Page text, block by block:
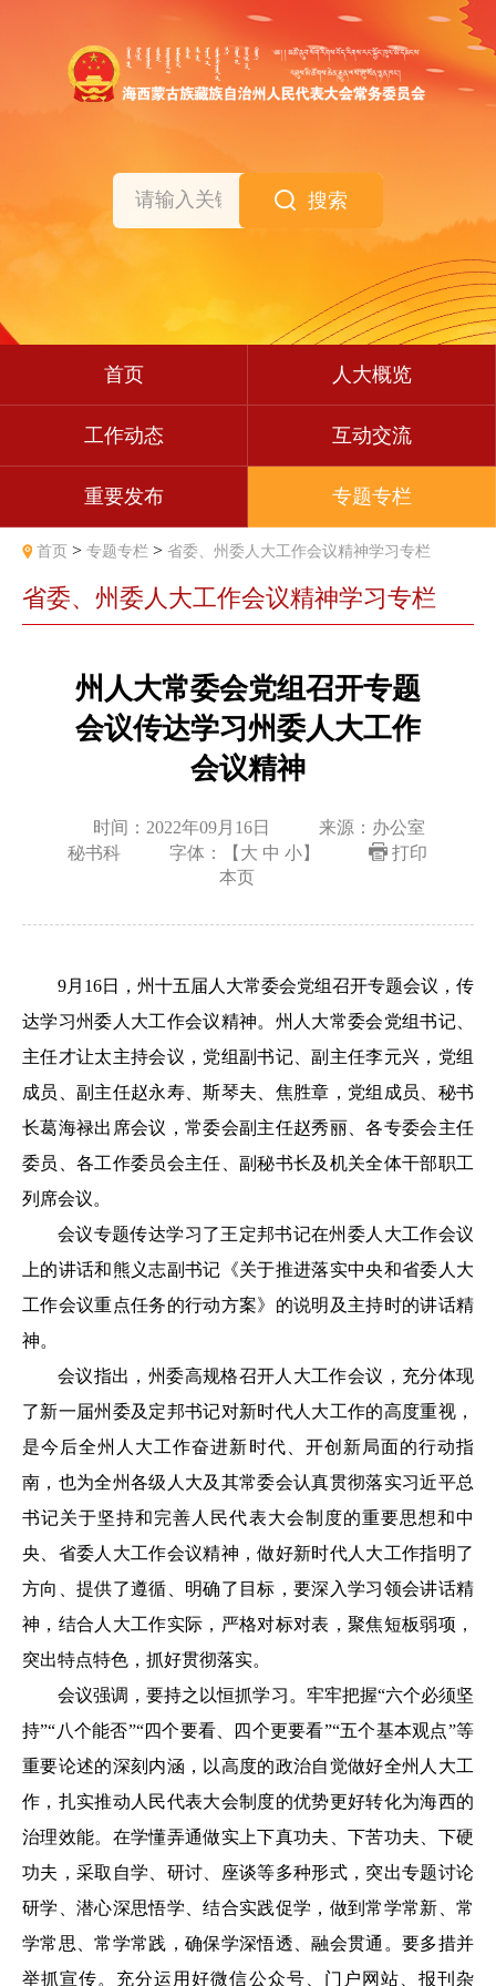
搜索
首页 人大概览
工作动态 互动交流
重要发布 专题专栏
首页 > 专题专栏 > 省委、州委人大工作会议精神学习专栏
省委、州委人大工作会议精神学习专栏
州人大常委会党组召开专题
会议传达学习州委人大工作
会议精神
时间：2022年09月16日
来源：办公室
秘书科
字体：【 大 中 小】
打印
本页
9月16日，州十五届人大常委会党组召开专题会议，传
达学习州委人大工作会议精神。州人大常委会党组书记、
主任才让太主持会议，党组副书记、副主任李元兴，党组
成员、副主任赵永寿、斯琴夫、焦胜章，党组成员、秘书
长葛海禄出席会议，常委会副主任赵秀丽、各专委会主任
委员、各工作委员会主任、副秘书长及机关全体干部职工
列席会议。
会议专题传达学习了王定邦书记在州委人大工作会议
上的讲话和熊义志副书记《关于推进落实中央和省委人大
工作会议重点任务的行动方案》的说明及主持时的讲话精
神。
会议指出，州委高规格召开人大工作会议，充分体现
了新一届州委及定邦书记对新时代人大工作的高度重视，
是今后全州人大工作奋进新时代、开创新局面的行动指
南，也为全州各级人大及其常委会认真贯彻落实习近平总
书记关于坚持和完善人民代表大会制度的重要思想和中
央、省委人大工作会议精神，做好新时代人大工作指明了
方向、提供了遵循、明确了目标，要深入学习领会讲话精
神，结合人大工作实际，严格对标对表，聚焦短板弱项，
突出特点特色，抓好贯彻落实。
会议强调，要持之以恒抓学习。牢牢把握“六个必须坚
持”“八个能否”“四个要看、四个更要看”“五个基本观点”等
重要论述的深刻内涵，以高度的政治自觉做好全州人大工
作，扎实推动人民代表大会制度的优势更好转化为海西的
治理效能。在学懂弄通做实上下真功夫、下苦功夫、下硬
功夫，采取自学、研讨、座谈等多种形式，突出专题讨论
研学、潜心深思悟学、结合实践促学，做到常学常新、常
学常思、常学常践，确保学深悟透、融会贯通。要多措并
举抓宣传。充分运用好微信公众号、门户网站、报刊杂